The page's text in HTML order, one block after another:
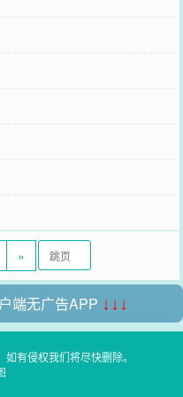
»
端无广告APP ↓↓↓
有侵权我们将尽快删除。